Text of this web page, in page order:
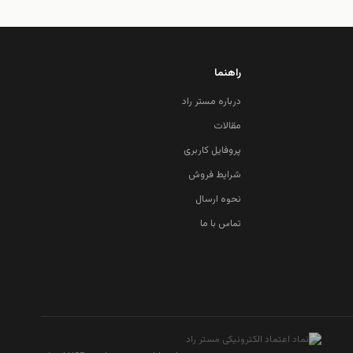
راهنما
درباره مستر راد
مقالات
پروفایل کاربری
شرایط فروش
نحوه ارسال
تماس با ما